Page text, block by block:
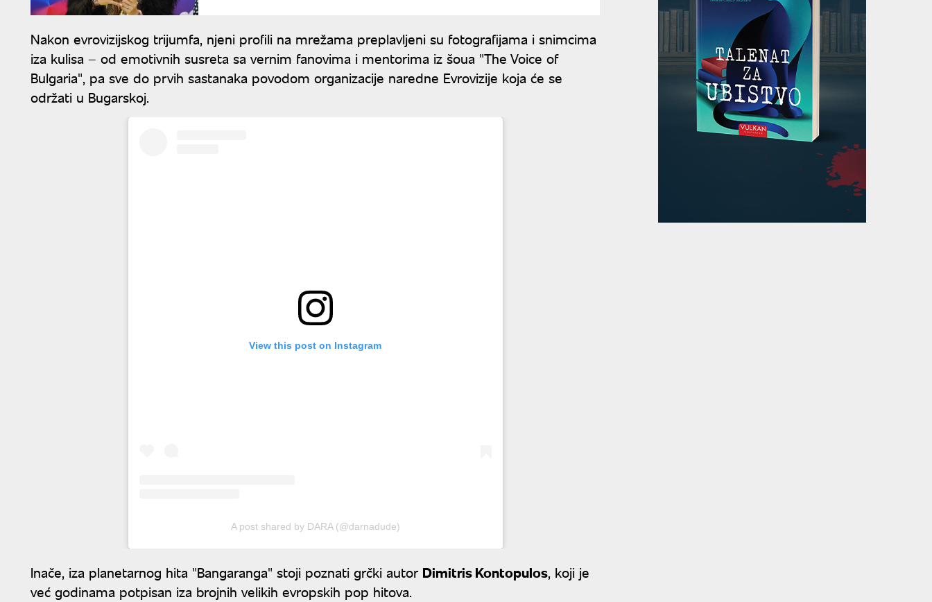
Nakon evrovizijskog trijumfa, njeni profili na mrežama preplavljeni su fotografijama i snimcima
iza kulisa – od emotivnih susreta sa vernim fanovima i mentorima iz šoua "The Voice of
Bulgaria", pa sve do prvih sastanaka povodom organizacije naredne Evrovizije koja će se
održati u Bugarskoj.
View this post on Instagram
A post shared by DARA (@darnadude)
Inače, iza planetarnog hita "Bangaranga" stoji poznati grčki autor Dimitris Kontopulos, koji je
već godinama potpisan iza brojnih velikih evropskih pop hitova.